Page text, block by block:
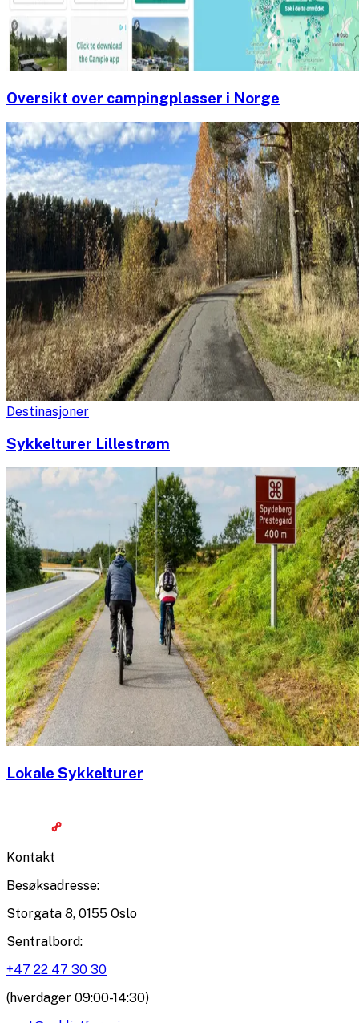
Oversikt over campingplasser i Norge
Destinasjoner
Sykkelturer Lillestrøm
Lokale Sykkelturer
Kontakt
Besøksadresse:
Storgata 8, 0155 Oslo
Sentralbord:
+47 22 47 30 30
(hverdager 09:00-14:30)